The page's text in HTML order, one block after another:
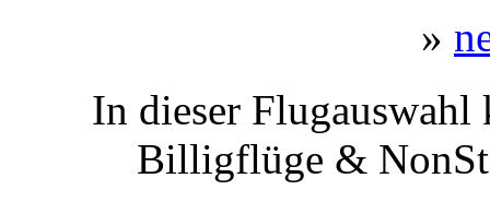
»
In dieser
Billigflüge &